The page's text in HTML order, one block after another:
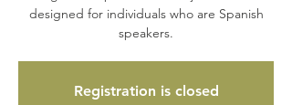
designed for individuals who are Spanish
speakers.
Registration is closed